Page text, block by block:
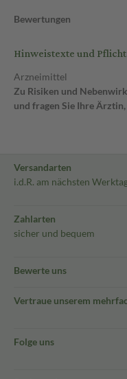
Bewertungen
Hinweistexte und
Arzneimittel
Zu Risiken und
und fragen Sie Ihre
Versandarten
i.d.R. am nächsten
Zahlarten
sicher und bequem
Bewerte uns
Vertraue unserem
Folge uns